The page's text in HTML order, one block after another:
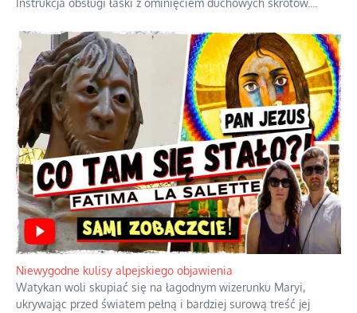
Niewygodne kulisy alpejskiego objawienia
Watykan woli skupiać się na łagodnym wizerunku Maryi,
ukrywając przed światem pełną i bardziej surową treść jej